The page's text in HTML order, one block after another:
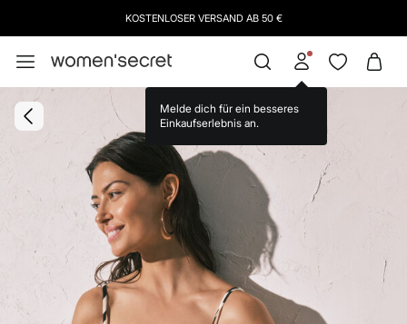
KOSTENLOSER VERSAND AB 50 €
Melde dich für ein besseres
Einkaufserlebnis an.